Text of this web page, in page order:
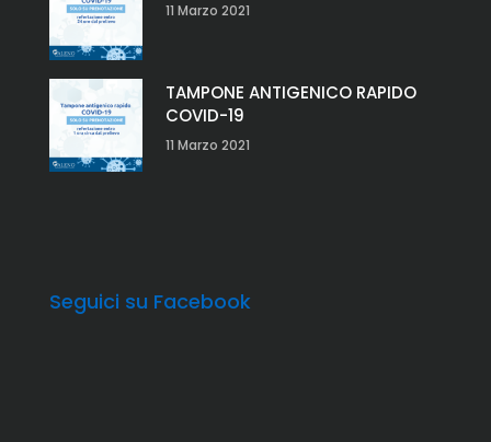
11 Marzo 2021
TAMPONE ANTIGENICO RAPIDO
COVID-19
11 Marzo 2021
Seguici su Facebook